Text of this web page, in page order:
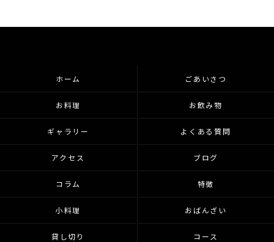
ホーム ごあいさつ
お料理 お飲み物
ギャラリー よくある質問
アクセス ブログ
コラム 特徴
小料理 おばんざい
貸し切り コース